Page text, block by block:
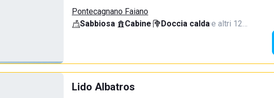
Pontecagnano Faiano
Sabbiosa· Cabine· Doccia calda·e altri 12…
Lido Albatros